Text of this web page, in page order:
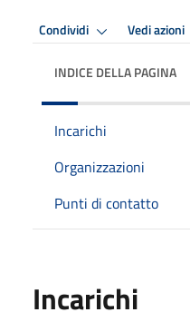
Condividi Vedi azioni
INDICE DELLA PAGINA
Incarichi
Organizzazioni
Punti di contatto
Incarichi